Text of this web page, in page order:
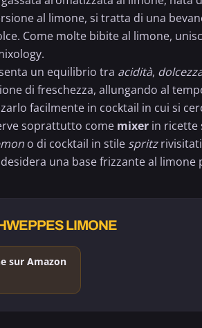
al limone, si tratta di una
Come molte bibite al limone,
un equilibrio tra acidità,
di freschezza, allungando al
facilmente in cocktail in cui si
soprattutto come mixer in ricette
o di cocktail in stile spritz
una base frizzante al
LIMONE
sur Amazon